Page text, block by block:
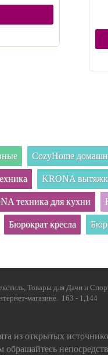
CozyHome
KRONA
техника для кухни
Бюрократ кресла
Товары для Дачи и
магазине. 163 - 1,144
из открытых
обращайтесь